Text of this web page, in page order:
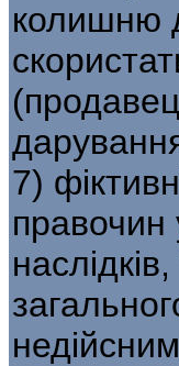
колишню
7)
правочин